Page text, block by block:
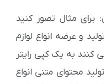
مثال تصور کنید
و عرضه انواع لوازم
کنند به یک کپی رایتر
محتوای متنی انواع